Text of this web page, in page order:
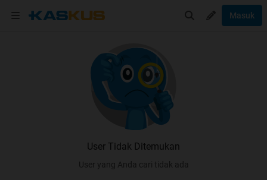
Masuk
User Tidak Ditemukan
User yang Anda cari tidak ada